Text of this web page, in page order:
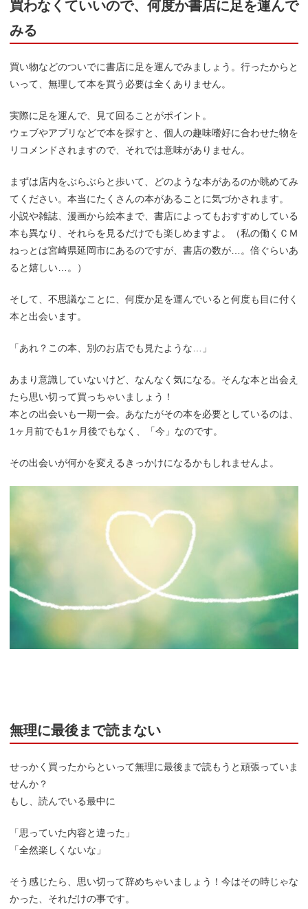
買わなくていいので、何度か書店に足を運んで
みる
買い物などのついでに書店に足を運んでみましょう。行ったからと
いって、無理して本を買う必要は全くありません。
実際に足を運んで、見て回ることがポイント。
ウェブやアプリなどで本を探すと、個人の趣味嗜好に合わせた物を
リコメンドされますので、それでは意味がありません。
まずは店内をぶらぶらと歩いて、どのような本があるのか眺めてみ
てください。本当にたくさんの本があることに気づかされます。
小説や雑誌、漫画から絵本まで、書店によってもおすすめしている
本も異なり、それらを見るだけでも楽しめますよ。（私の働くＣＭ
ねっとは宮崎県延岡市にあるのですが、書店の数が…。倍ぐらいあ
ると嬉しい…。）
そして、不思議なことに、何度か足を運んでいると何度も目に付く
本と出会います。
「あれ？この本、別のお店でも見たような…」
あまり意識していないけど、なんなく気になる。そんな本と出会え
たら思い切って買っちゃいましょう！
本との出会いも一期一会。あなたがその本を必要としているのは、
1ヶ月前でも1ヶ月後でもなく、「今」なのです。
その出会いが何かを変えるきっかけになるかもしれませんよ。
無理に最後まで読まない
せっかく買ったからといって無理に最後まで読もうと頑張っていま
せんか？
もし、読んでいる最中に
「思っていた内容と違った」
「全然楽しくないな」
そう感じたら、思い切って辞めちゃいましょう！今はその時じゃな
かった、それだけの事です。